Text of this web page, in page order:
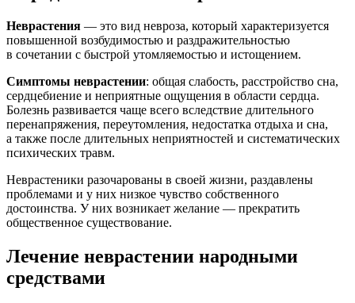
Неврастения — это вид невроза, который характеризуется
повышенной возбудимостью и раздражительностью
в сочетании с быстрой утомляемостью и истощением.
Симптомы неврастении: общая слабость, расстройство сна,
сердцебиение и неприятные ощущения в области сердца.
Болезнь развивается чаще всего вследствие длительного
перенапряжения, переутомления, недостатка отдыха и сна,
а также после длительных неприятностей и систематических
психических травм.
Неврастеники разочарованы в своей жизни, раздавлены
проблемами и у них низкое чувство собственного
достоинства. У них возникает желание — прекратить
общественное существование.
Лечение неврастении народными
средствами